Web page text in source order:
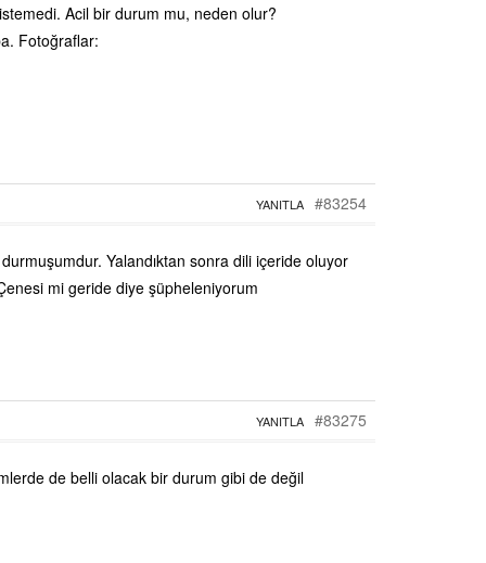
Acil bir durum mu, neden olur?
Fotoğraflar:
#83254
YANITLA
Yalandıktan sonra dili içeride oluyor
mi geride diye şüpheleniyorum
#83275
YANITLA
de belli olacak bir durum gibi de değil